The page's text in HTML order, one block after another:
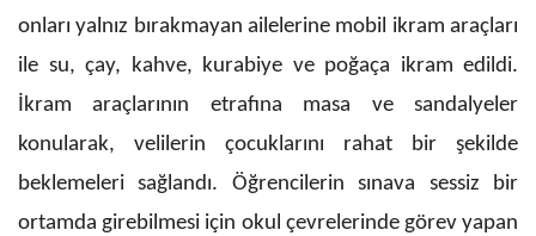
onları yalnız bırakmayan ailelerine mobil ikram araçları
ile su, çay, kahve, kurabiye ve poğaça ikram edildi.
İkram araçlarının etrafına masa ve sandalyeler
konularak, velilerin çocuklarını rahat bir şekilde
beklemeleri sağlandı. Öğrencilerin sınava sessiz bir
ortamda girebilmesi için okul çevrelerinde görev yapan